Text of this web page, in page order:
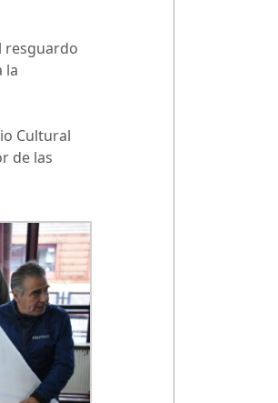
resguardo
la
Cultural
de las